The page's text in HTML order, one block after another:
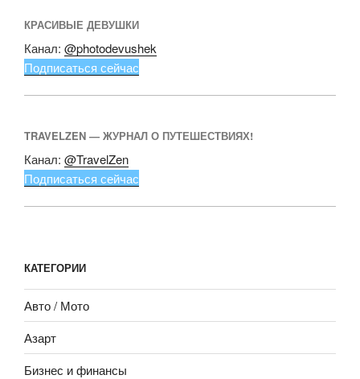
КРАСИВЫЕ ДЕВУШКИ
Канал: @photodevushek
Подписаться сейчас
TRAVELZEN — ЖУРНАЛ О ПУТЕШЕСТВИЯХ!
Канал: @TravelZen
Подписаться сейчас
КАТЕГОРИИ
Авто / Мото
Азарт
Бизнес и финансы